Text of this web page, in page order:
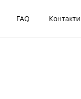
FAQ Контакти